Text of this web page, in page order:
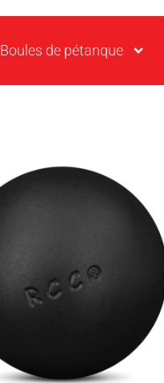
Boules de pétanque